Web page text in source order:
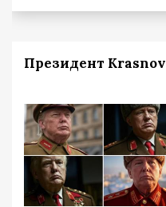
Президент Krasnov